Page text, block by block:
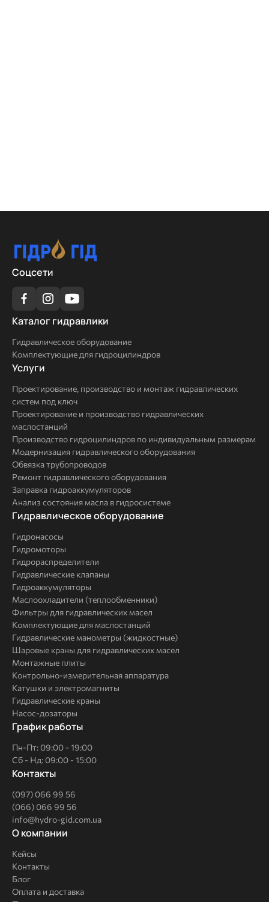
Соцсети
Каталог
Каталог гидравлики
Гидравлическое оборудование
Комплектующие для гидроцилиндров
Услуги
Услуги
Проектирование, производство и монтаж гидравлических
систем под ключ
Проектирование и производство гидравлических
маслостанций
Производство гидроцилиндров по индивидуальным размерам
Модернизация гидравлического оборудования
Обвязка трубопроводов
Ремонт гидравлического оборудования
Заправка гидроаккумуляторов
Анализ состояния масла в гидросистеме
Комплексные
Гидравлическое оборудование
Гидронасосы
Гидромоторы
Гидрораспределители
Гидравлические клапаны
Гидроаккумуляторы
Маслоохладители (теплообменники)
Фильтры для гидравлических масел
Комплектующие для маслостанций
Гидравлические манометры (жидкостные)
Шаровые краны для гидравлических масел
Монтажные плиты
Контрольно-измерительная аппаратура
Катушки и электромагниты
Гидравлические краны
Насос-дозаторы
График работы
Пн-Пт: 09:00 - 19:00
Сб - Нд: 09:00 - 15:00
Контакты
(097) 066 99 56
(066) 066 99 56
info@hydro-gid.com.ua
О
компании
О компании
Кейсы
Контакты
Блог
Оплата и доставка